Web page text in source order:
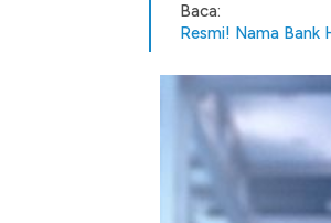
Baca:
Resmi! Nama Bank